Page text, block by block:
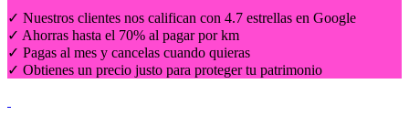
✓ Nuestros clientes nos califican con 4.7 estrellas en Google
✓ Ahorras hasta el 70% al pagar por km
✓ Pagas al mes y cancelas cuando quieras
✓ Obtienes un precio justo para proteger tu patrimonio